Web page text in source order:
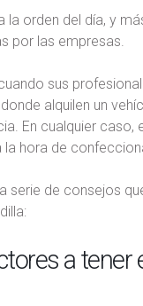
la orden del día, y
por las empresas.
sus
alquilen un
En cualquier
hora de
de consejos
a